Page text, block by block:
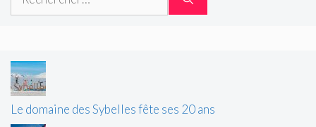
Le domaine des Sybelles fête ses 20 ans